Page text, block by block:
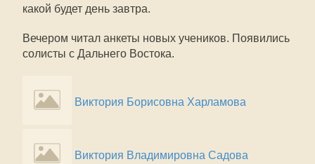
какой будет день завтра.
Вечером читал анкеты новых учеников. Появились
солисты с Дальнего Востока.
Виктория Борисовна Харламова
Виктория Владимировна Садова